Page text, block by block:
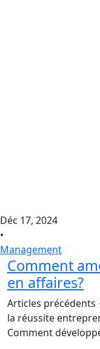
Déc 17, 2024
•
Management
Comment
en affaires?
Articles précédents
la réussite
Comment